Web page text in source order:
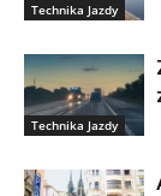
Technika Jazdy
Technika Jazdy